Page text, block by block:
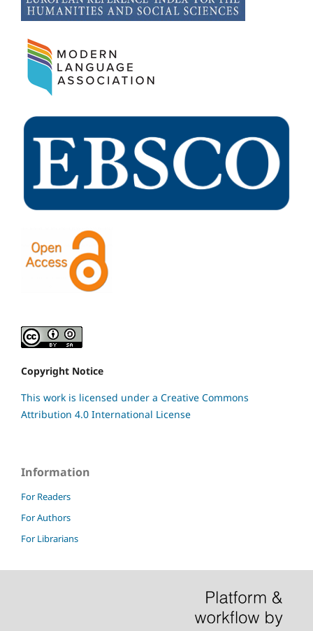
Copyright Notice
This work is licensed under a Creative Commons
Attribution 4.0 International License
Information
For Readers
For Authors
For Librarians